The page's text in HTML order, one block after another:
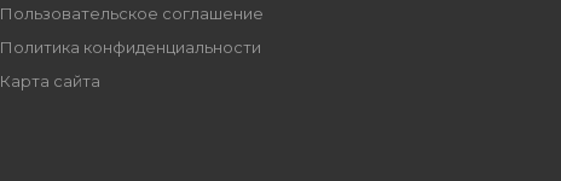
Пользовательское соглашение
Политика конфиденциальности
Карта сайта